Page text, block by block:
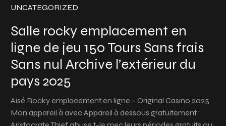
UNCATEGORIZED
Salle rocky emplacement en
ligne de jeu 150 Tours Sans frais
Sans nul Archive l’extérieur du
pays 2025
Aisé Rocky emplacement en ligne – Original Casino 2025
Mon appareil à avec Appareil à dessous gratuitement :